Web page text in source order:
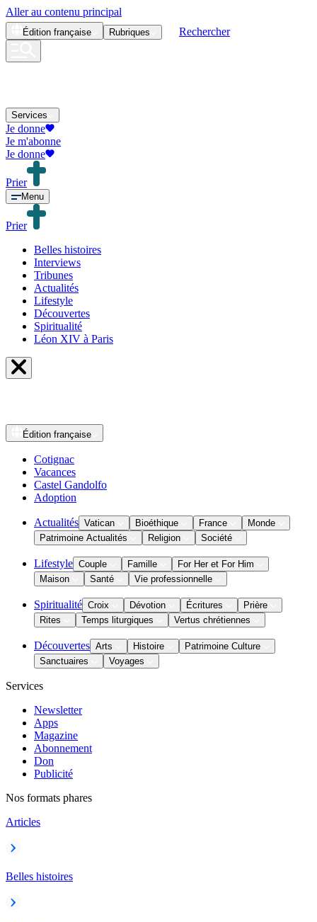
Aller au contenu principal
Édition française Rubriques Rechercher
Services
Je donne
Je m'abonne
Je donne
Prier
Menu
Prier
Belles histoires
Interviews
Tribunes
Actualités
Lifestyle
Découvertes
Spiritualité
Léon XIV à Paris
Édition française
Cotignac
Vacances
Castel Gandolfo
Adoption
Actualités Vatican Bioéthique France
Monde
Patrimoine Actualités
Religion Société
Lifestyle Couple Famille
For Her et For Him
Maison
Santé Vie professionnelle
Spiritualité Croix Dévotion Écritures
Prière
Rites
Temps liturgiques Vertus chrétiennes
Découvertes Arts Histoire
Patrimoine Culture
Sanctuaires
Voyages
Services
Newsletter
Apps
Magazine
Abonnement
Don
Publicité
Nos formats phares
Articles
Belles histoires